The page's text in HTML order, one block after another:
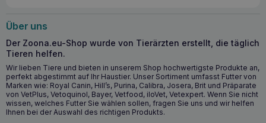
Verdauungssystems.
Effektive Neutralisierung von Salzsäure.
Schutz der Schleimhäute von Speiseröhre, Magen und
Zwölffingerdarm.
Unterstützung der Funktion des Verdauungssystems.
Verringerung der schädlichen Auswirkungen der freien
Radikale.
Über uns
Der Zoona.eu-Shop wurde von Tierärzten erstellt, die täglich
Tieren helfen.
Wir lieben Tiere und bieten in unserem Shop hochwertigste Produkte an,
perfekt abgestimmt auf Ihr Haustier. Unser Sortiment umfasst Futter von
Marken wie: Royal Canin, Hill’s, Purina, Calibra, Josera, Brit und Präparate
von VetPlus, Vetoquinol, Bayer, Vetfood, iloVet, Vetexpert. Wenn Sie nicht
wissen, welches Futter Sie wählen sollen, fragen Sie uns und wir helfen
Ihnen bei der Auswahl des richtigen Produkts.